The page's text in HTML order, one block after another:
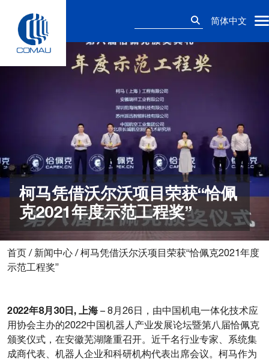
content
简体中文
柯马凭借沃尔沃项目荣获“恰佩
克2021年度示范工程奖”
首页 / 新闻中心 /柯马凭借沃尔沃项目荣获“恰佩克2021年度
示范工程奖”
2022年8月30日, 上海 – 8月26日，由中国机电一体化技术应
用协会主办的2022中国机器人产业发展论坛暨第八届恰佩克
颁奖仪式，在安徽芜湖隆重召开。近千名行业专家、系统集
成商代表、机器人企业和科研机构代表出席会议。柯马作为